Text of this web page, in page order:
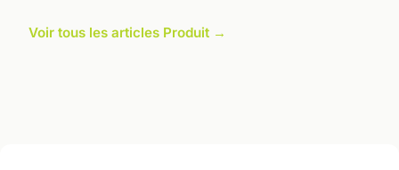
Voir tous les articles Produit →